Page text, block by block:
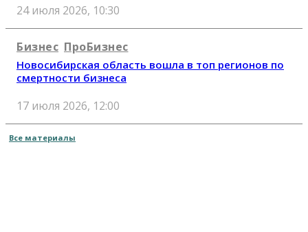
24 июля 2026, 10:30
Бизнес ПроБизнес
Новосибирская область вошла в топ регионов по
смертности бизнеса
17 июля 2026, 12:00
Все материалы